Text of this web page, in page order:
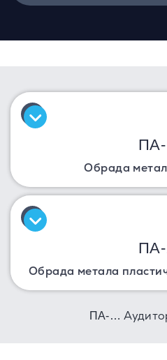
Обрада
Обрада метала
ПА-…